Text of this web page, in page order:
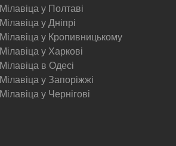
Мілавіца у Полтаві
Мілавіца у Дніпрі
Мілавіца у Кропивницькому
Мілавіца у Харкові
Мілавіца в Одесі
Мілавіца у Запоріжжі
Мілавіца у Чернігові